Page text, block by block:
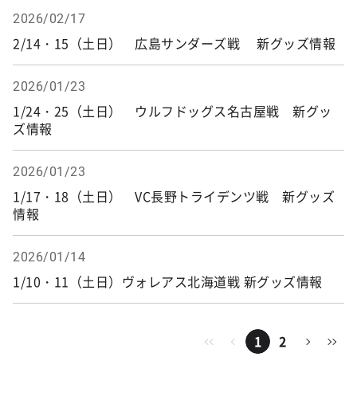
2026/02/17
2/14・15（土日） 広島サンダーズ戦 新グッズ情報
2026/01/23
1/24・25（土日） ウルフドッグス名古屋戦 新グッ
ズ情報
2026/01/23
1/17・18（土日） VC長野トライデンツ戦 新グッズ
情報
2026/01/14
1/10・11（土日）ヴォレアス北海道戦 新グッズ情報
1 2